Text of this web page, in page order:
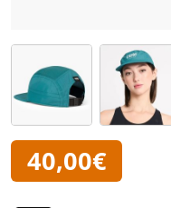
40,00€